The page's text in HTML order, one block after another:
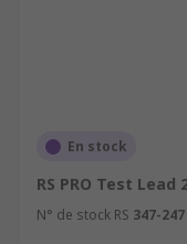
En stock
RS PRO Test Lead
N° de stock RS 347-247